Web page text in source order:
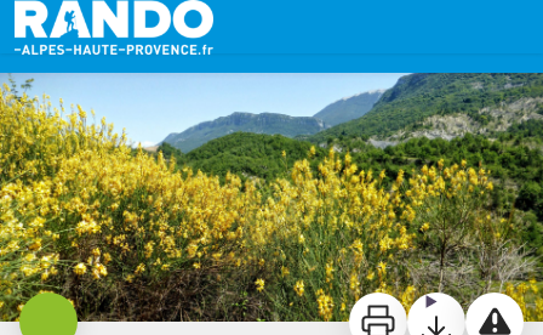
GRP® TDL - Etape 2 : L'Hopitalet - St Vincent sur Jabron
Montagne St Michel - CD04 - Thibaut VERGOZ
ImprimerTéléchargerSignaler